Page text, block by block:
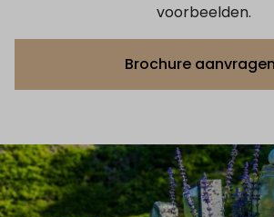
voorbeelden.
Brochure aanvragen